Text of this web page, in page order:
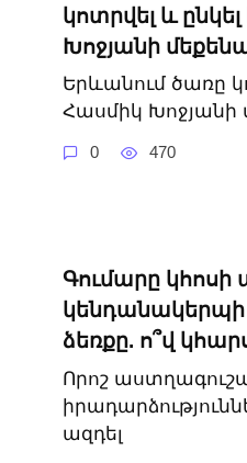
կոտրվել և
Խոջյանի
Երևանում ծառը
Հասմիկ Խոջյանի
0 470
Գումարը կհոսի
կենդանակերպի
ձեռքը. ո՞վ
Որոշ
ազդել